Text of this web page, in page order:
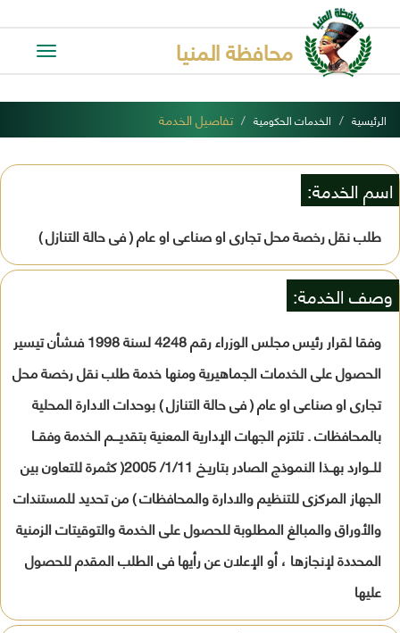
Toggle
محافظة المنيا
الرئيسية الخدمات الحكومية تفاصيل الخدمة
اسم الخدمة:
طلب نقل رخصة محل تجارى او صناعى او عام ( فى حالة التنازل )
وصف الخدمة:
وفقا لقرار رئيس مجلس الوزراء رقم 4248 لسنة 1998 فىشأن تيسير
الحصول على الخدمات الجماهيرية ومنها خدمة طلب نقل رخصة محل
تجارى او صناعى او عام ( فى حالة التنازل ) بوحدات الادارة المحلية
بالمحافظات . تلتزم الجهات الإدارية المعنية بتقديـــم الخدمة وفقــا
للــوارد بهــذا النموذج الصادر بتاريـخ 1/11/ 2005( كثمرة للتعاون بين
الجهاز المركزى للتنظيم والادارة والمحافظات ) من تحديد للمستندات
والأوراق والمبالغ المطلوبة للحصول على الخدمة والتوقيتات الزمنية
المحددة لإنجازها ، أو الإعلان عن رأيها فى الطلب المقدم للحصول
عليها